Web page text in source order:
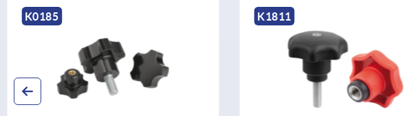
K0185 K1811